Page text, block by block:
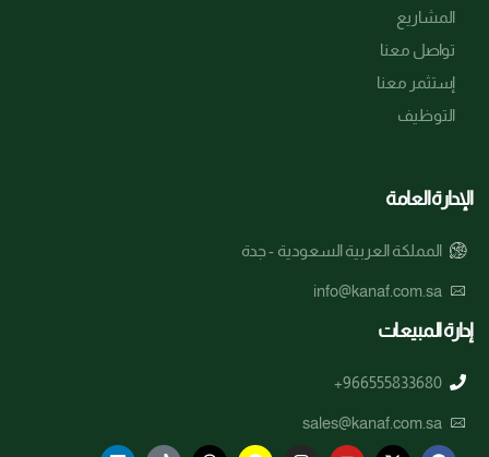
المشاريع
تواصل معنا
إستثمر معنا
التوظيف
الإدارة العامة
المملكة العربية السعودية - جدة
info@kanaf.com.sa
إدارة المبيعات
+966555833680
sales@kanaf.com.sa